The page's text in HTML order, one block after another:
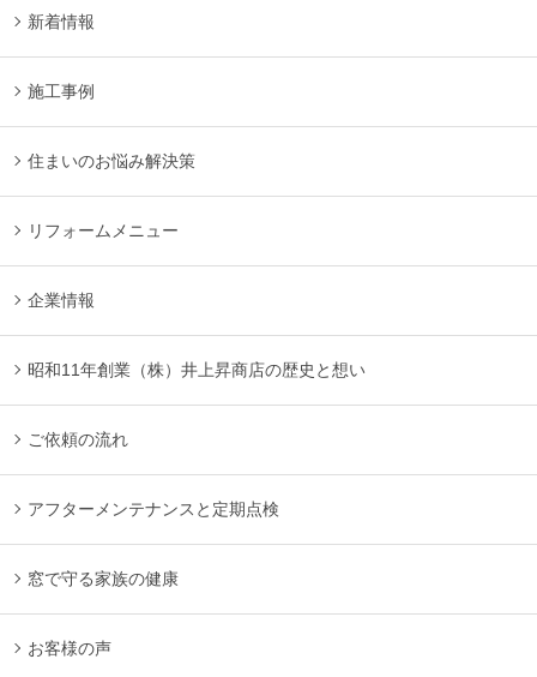
新着情報
施工事例
住まいのお悩み解決策
リフォームメニュー
企業情報
昭和11年創業（株）井上昇商店の歴史と想い
ご依頼の流れ
アフターメンテナンスと定期点検
窓で守る家族の健康
お客様の声